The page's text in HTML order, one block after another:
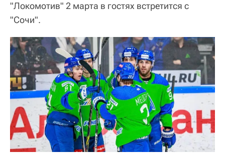
"Локомотив" 2 марта в гостях встретится с
"Сочи".